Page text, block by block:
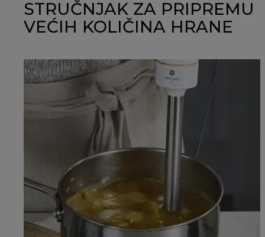
STRUČNJAK ZA PRIPREMU
VEĆIH KOLIČINA HRANE